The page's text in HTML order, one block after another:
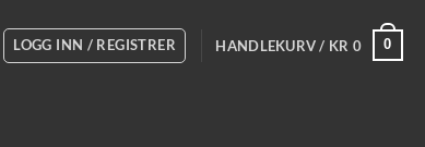
LOGG INN / REGISTRER HANDLEKURV / KR 0 0